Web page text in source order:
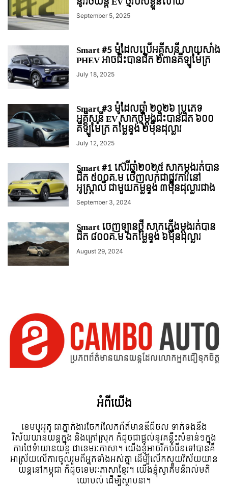
September 5, 2025
Smart #5 ម៉ូដែលប្រើអគ្គីសនី លាយសាំង
PHEV អាចជិះបានជិត ២ពាន់គីឡូម៉ែត្រ
July 18, 2025
Smart #3 ម៉ូដែលឆ្នាំ ២០២៦ ប្រភេទ
អគ្គិសនី EV សាកថ្មម្តងជិះបានជិត ៦០០
គីឡូម៉ែត្រ តម្លៃខ្ទង់ ២ម៉ឺនដុល្លារ
July 12, 2025
Smart #1 ស៊េរីឆ្នាំ២០២៥ សាកម្តងរត់បាន
ជិត ៥០០គ.ម ចេញលក់ជាផ្លូវការនៅ
អូស្ត្រាលី ជាមួយតម្លខ្ទង់ ៣មុឺនដុល្លារជាង
September 3, 2024
Smart ចេញឡានថ្មី សាកភ្លើងម្តងរត់បាន
ជិត ៨០០គ.ម ឯតម្លៃខ្ទង់ ៦មុឺនដុល្លារ
August 29, 2024
អំពី​យើង
ខេមបូអូតូ ជាភ្នាក់ងារចែករំលែកព័ត៍មានឌីជីថល ទាក់ទងនឹង
វិស័យយានយន្តក្នុង និងក្រៅស្រុក ក៏ដូចជាផ្តល់នូវគន្លឹះសំខាន់ៗក្នុង
ការថែទំាយានយន្ត ជាខេមរៈភាសា។ យើងខ្ញុំអាចរីកចំរើនទៅបានគឺ
អាស្រ័យលើការចូលរួមពីអ្នកទាំងអស់គ្នា ដើម្បីលើកស្ទួយវិស័យយាន
យន្តនៅកម្ពុជា ក៏ដូចខេមរៈភាសាខ្មែរ។ យើងខ្ញុំស្វាគមន៌រាល់មតិ
យោបល់ ដើម្បីស្ថាបនា។